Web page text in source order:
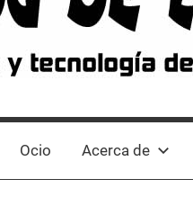
Ocio Acerca de